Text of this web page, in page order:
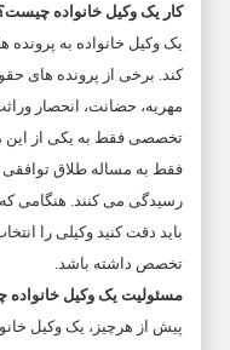
کار یک وکیل خانواده
یک وکیل خانواده به
کند. برخی از پرونده های
مهریه، حضانت، انحصار
تخصصی فقط به یکی از این
فقط به مساله طلاق توافقی
رسیدگی می کنند. هنگامی
باید دقت کنید وکیلی را
تخصص داشته باشد.
مسئولیت یک وکیل
پیش از هرچیز، یک وکیل